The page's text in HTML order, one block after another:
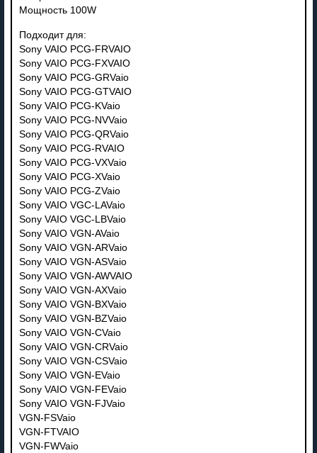
Мощность 100W
Подходит для:
Sony VAIO PCG-FRVAIO
Sony VAIO PCG-FXVAIO
Sony VAIO PCG-GRVaio
Sony VAIO PCG-GTVAIO
Sony VAIO PCG-KVaio
Sony VAIO PCG-NVVaio
Sony VAIO PCG-QRVaio
Sony VAIO PCG-RVAIO
Sony VAIO PCG-VXVaio
Sony VAIO PCG-XVaio
Sony VAIO PCG-ZVaio
Sony VAIO VGC-LAVaio
Sony VAIO VGC-LBVaio
Sony VAIO VGN-AVaio
Sony VAIO VGN-ARVaio
Sony VAIO VGN-ASVaio
Sony VAIO VGN-AWVAIO
Sony VAIO VGN-AXVaio
Sony VAIO VGN-BXVaio
Sony VAIO VGN-BZVaio
Sony VAIO VGN-CVaio
Sony VAIO VGN-CRVaio
Sony VAIO VGN-CSVaio
Sony VAIO VGN-EVaio
Sony VAIO VGN-FEVaio
Sony VAIO VGN-FJVaio
VGN-FSVaio
VGN-FTVAIO
VGN-FWVaio